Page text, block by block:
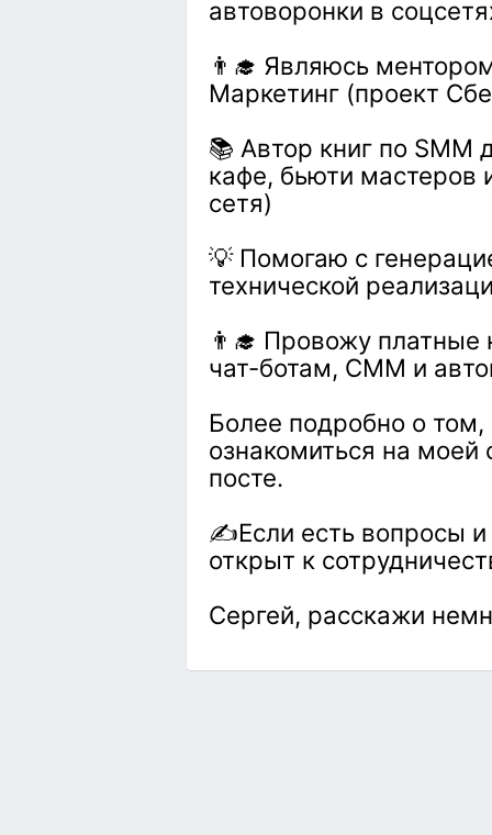
автоворонки в
👨‍🎓 Являюсь
Маркетинг (проект
📚 Автор книг по
кафе, бьюти мастеров
сетя)
💡 Помогаю с
технической
👨‍🎓 Провожу платные
чат-ботам, СММ и
Более подробно о
ознакомиться на моей
посте.
✍Если есть вопросы
открыт к
Сергей, расскажи